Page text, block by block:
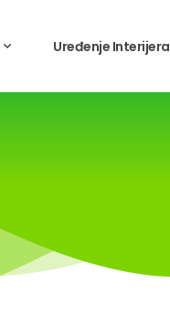
Uređenje Interijera